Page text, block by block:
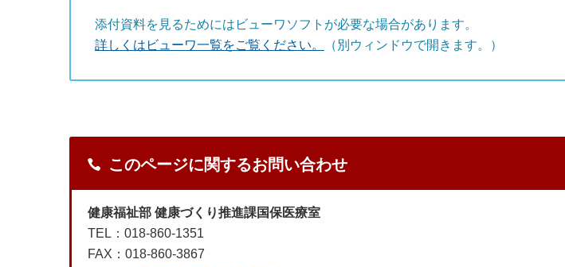
添付資料を見るためにはビューワソフトが必要な場合があります。
詳しくはビューワ一覧をご覧ください。
（別ウィンドウで開きます。）
このページに関するお問い合わせ
健康福祉部 健康づくり推進課国保医療室
TEL：018-860-1351
FAX：018-860-3867